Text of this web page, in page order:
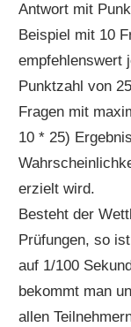
Antwort mit
Beispiel mit 10
empfehlenswert
Punktzahl von
Fragen mit
10 * 25)
erzielt wird.
Besteht der
Prüfungen, so
auf 1/100
bekommt man
allen